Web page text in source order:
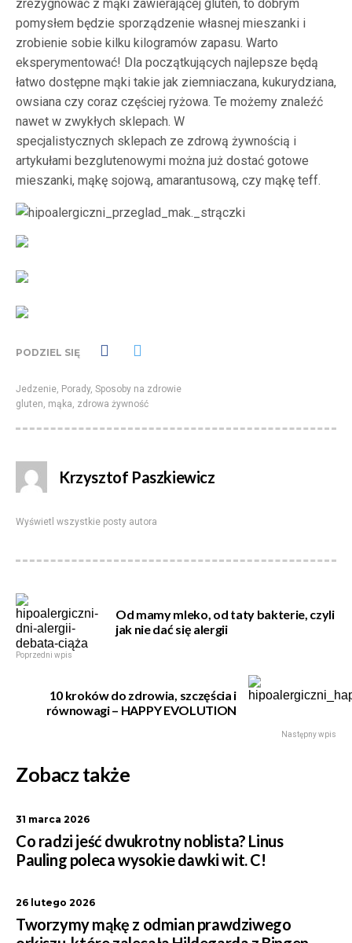
zrezygnować z mąki zawierającej gluten, to dobrym
pomysłem będzie sporządzenie własnej mieszanki i
zrobienie sobie kilku kilogramów zapasu. Warto
eksperymentować! Dla początkujących najlepsze będą
łatwo dostępne mąki takie jak ziemniaczana, kukurydziana,
owsiana czy coraz częściej ryżowa. Te możemy znaleźć
nawet w zwykłych sklepach. W
specjalistycznych sklepach ze zdrową żywnością i
artykułami bezglutenowymi można już dostać gotowe
mieszanki, mąkę sojową, amarantusową, czy mąkę teff.
PODZIEL SIĘ
Jedzenie, Porady, Sposoby na zdrowie
gluten, mąka, zdrowa żywność
Krzysztof Paszkiewicz
Wyświetl wszystkie posty autora
Od mamy mleko, od taty bakterie, czyli
jak nie dać się alergii
Poprzedni wpis
10 kroków do zdrowia, szczęścia i
równowagi – HAPPY EVOLUTION
Następny wpis
Zobacz także
31 marca 2026
Co radzi jeść dwukrotny noblista? Linus
Pauling poleca wysokie dawki wit. C!
26 lutego 2026
Tworzymy mąkę z odmian prawdziwego